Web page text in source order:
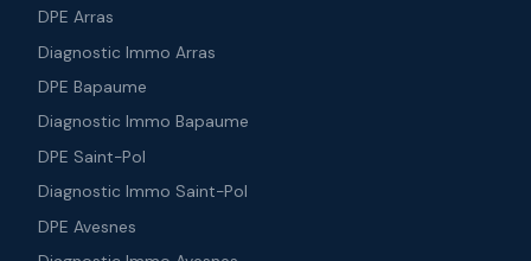
DPE Arras
Diagnostic Immo Arras
DPE Bapaume
Diagnostic Immo Bapaume
DPE Saint-Pol
Diagnostic Immo Saint-Pol
DPE Avesnes